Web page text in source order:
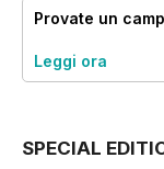
Provate un
Leggi ora
SPECIAL